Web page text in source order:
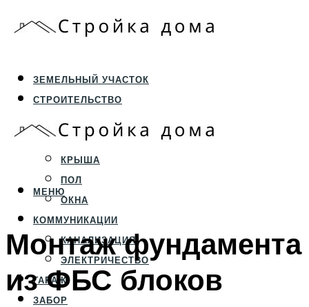
ЗЕМЕЛЬНЫЙ УЧАСТОК
СТРОИТЕЛЬСТВО
ФУНДАМЕНТ И ЦОКОЛЬ
ПЕРЕКРЫТИЯ И СТЕНЫ
КРЫША
ПОЛ
ОКНА
КОММУНИКАЦИИ
КАНАЛИЗАЦИЯ
ЭЛЕКТРИЧЕСТВО
ГАРАЖ
ЗАБОР
МЕНЮ
Монтаж фундамента
из ФБС блоков